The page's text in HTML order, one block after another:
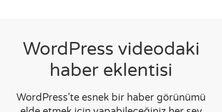
WordPress videodaki
haber eklentisi
WordPress'te esnek bir haber görünümü